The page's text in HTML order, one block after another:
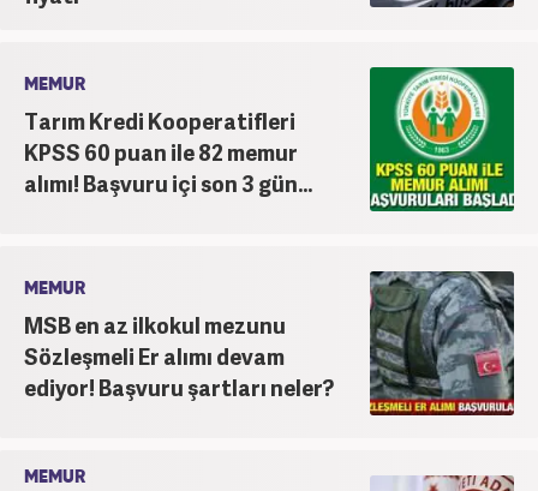
MEMUR
Tarım Kredi Kooperatifleri
KPSS 60 puan ile 82 memur
alımı! Başvuru içi son 3 gün...
MEMUR
MSB en az ilkokul mezunu
Sözleşmeli Er alımı devam
ediyor! Başvuru şartları neler?
MEMUR